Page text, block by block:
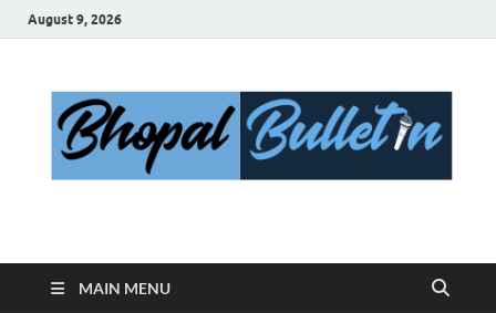
August 9, 2026
Bhopal Bulletin
MAIN MENU